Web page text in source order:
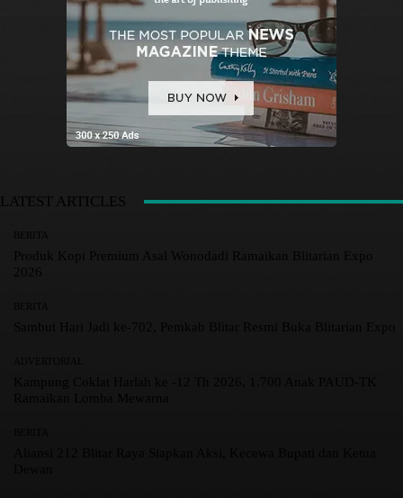
LATEST ARTICLES
BERITA
Produk Kopi Premium Asal Wonodadi Ramaikan Blitarian Expo
2026